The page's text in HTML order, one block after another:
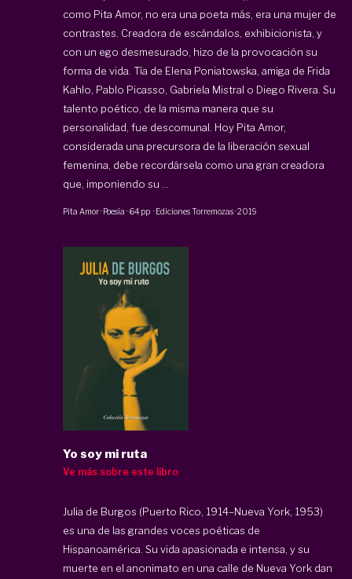
como Pita Amor, no era una poeta más, era una mujer de
contrastes. Creadora de escándalos, exhibicionista, y
con un ego desmesurado, hizo de la provocación su
forma de vida. Tía de Elena Poniatowska, amiga de Frida
Kahlo, Pablo Picasso, Gabriela Mistral o Diego Rivera. Su
talento poético, de la misma manera que su
personalidad, fue descomunal. Hoy Pita Amor,
considerada una precursora de la liberación sexual
femenina, debe recordársela como una gran creadora
que, imponiendo su ...
Pita Amor· Poesía · 64 pp · Ediciones Torremozas·2019
Yo soy mi ruta
Ve más sobre este libro
Julia de Burgos (Puerto Rico, 1914–Nueva York, 1953)
es una de las grandes voces poéticas de
Hispanoamérica. Su vida apasionada e intensa, y su
muerte en el anonimato en una calle de Nueva York dan